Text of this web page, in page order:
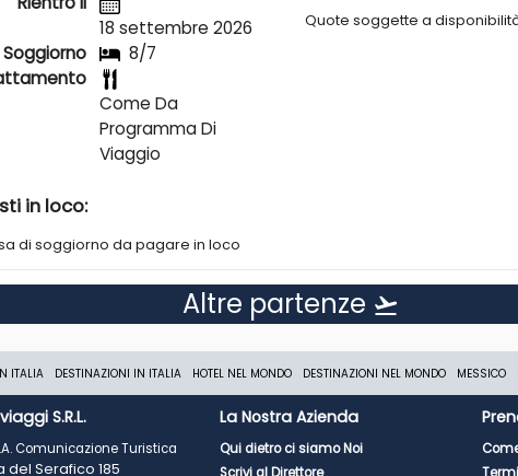
18 settembre 2026
Soggiorno
8/7
Come Da
Programma Di
Viaggio
Quote soggette a
in loco:
di soggiorno da pagare in loco
Altre partenze flight_takeoff
ITALIA DESTINAZIONI IN ITALIA HOTEL NEL MONDO DESTINAZIONI NEL MONDO MESSICO
S.R.L.
Comunicazione Turistica
del Serafico 185
La Nostra Azienda
Qui dietro ci siamo Noi